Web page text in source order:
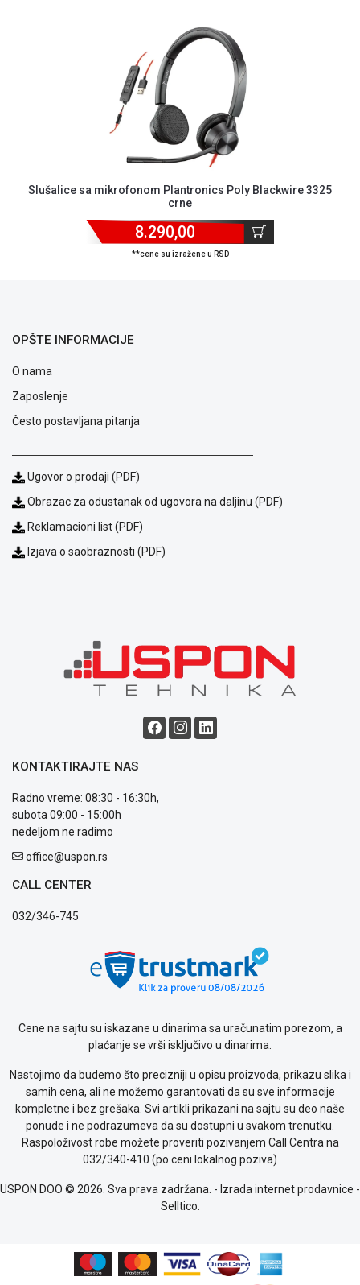
Blog
Način
plaćanja
Isporuka
Podrška
o
kolačićima
Provera
garancije
OUTLET
Kontakt
KREDIT
Slušalice sa mikrofonom Plantronics Poly Blackwire 3325
crne
8.290,00
**cene su izražene u RSD
OPŠTE INFORMACIJE
O nama
Zaposlenje
Često postavljana pitanja
Ugovor o prodaji (PDF)
Obrazac za odustanak od ugovora na daljinu (PDF)
Reklamacioni list (PDF)
Izjava o saobraznosti (PDF)
KONTAKTIRAJTE NAS
Radno vreme: 08:30 - 16:30h,
subota 09:00 - 15:00h
nedeljom ne radimo
office@uspon.rs
CALL CENTER
032/346-745
Cene na sajtu su iskazane u dinarima sa uračunatim porezom, a
plaćanje se vrši isključivo u dinarima.
Nastojimo da budemo što precizniji u opisu proizvoda, prikazu slika i
samih cena, ali ne možemo garantovati da su sve informacije
kompletne i bez grešaka. Svi artikli prikazani na sajtu su deo naše
ponude i ne podrazumeva da su dostupni u svakom trenutku.
Raspoloživost robe možete proveriti pozivanjem Call Centra na
032/340-410 (po ceni lokalnog poziva)
USPON DOO © 2026. Sva prava zadržana. - Izrada internet prodavnice -
Selltico.